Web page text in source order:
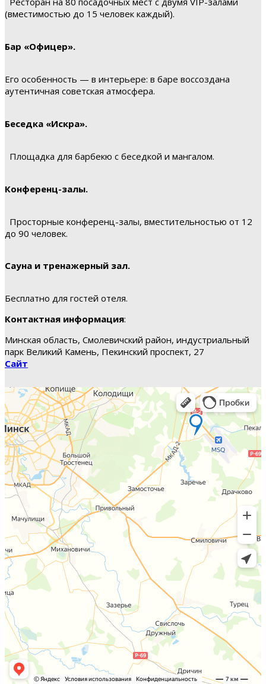
(вместимостью до 15 человек каждый).
Бар «Офицер».
Его особенность — в интерьере: в баре воссоздана
аутентичная советская атмосфера.
Беседка «Искра».
Площадка для барбекю с беседкой и мангалом.
Конференц-залы.
Просторные конференц-залы, вместительностью от 12
до 90 человек.
Сауна и тренажерный зал.
Бесплатно для гостей отеля.
Контактная информация:
Минская область, Смолевичский район, индустриальный
парк Великий Камень, Пекинский проспект, 27
Сайт